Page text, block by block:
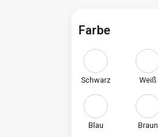
Farbe
Schwarz Weiß
Blau Braun